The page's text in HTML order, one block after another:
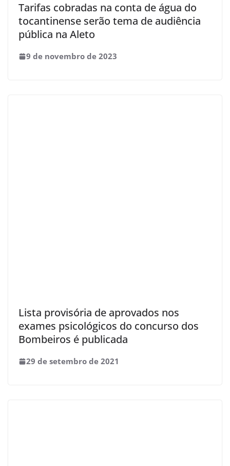
Tarifas cobradas na conta de água do
tocantinense serão tema de audiência
pública na Aleto
9 de novembro de 2023
Lista provisória de aprovados nos
exames psicológicos do concurso dos
Bombeiros é publicada
29 de setembro de 2021